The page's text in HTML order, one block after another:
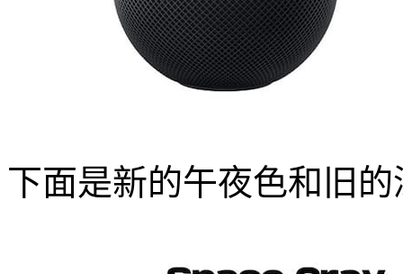
下面是新的午夜色和旧的